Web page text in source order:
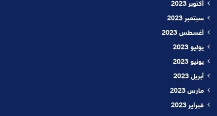
أكتوبر 2023
سبتمبر 2023
أغسطس 2023
يوليو 2023
يونيو 2023
أبريل 2023
مارس 2023
فبراير 2023